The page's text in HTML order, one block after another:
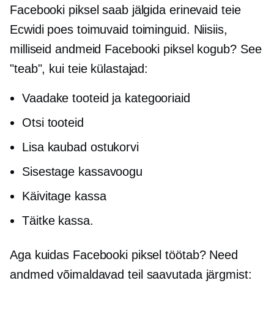
Facebooki piksel saab jälgida erinevaid teie
Ecwidi poes toimuvaid toiminguid. Niisiis,
milliseid andmeid Facebooki piksel kogub? See
"teab", kui teie külastajad:
Vaadake tooteid ja kategooriaid
Otsi tooteid
Lisa kaubad ostukorvi
Sisestage kassavoogu
Käivitage kassa
Täitke kassa.
Aga kuidas Facebooki piksel töötab? Need
andmed võimaldavad teil saavutada järgmist: